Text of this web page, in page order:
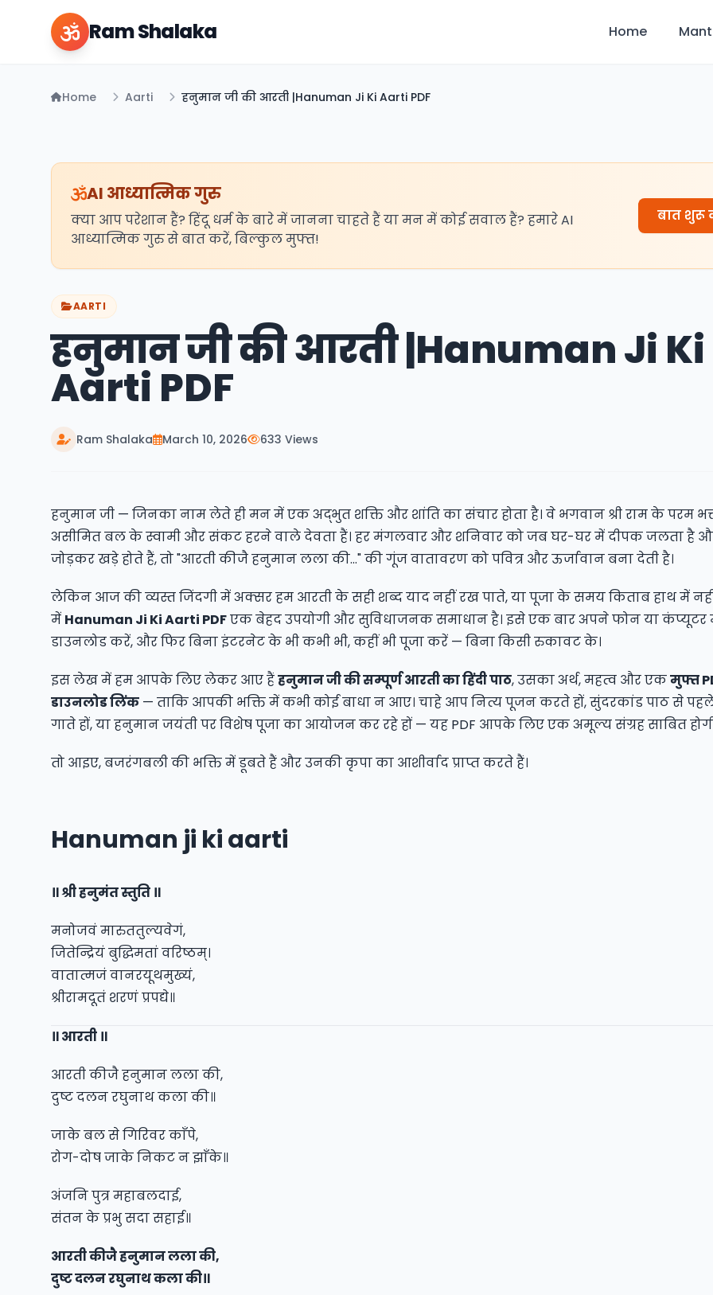
Ram Shalaka Home
Home Aarti हनुमान जी की आरती |Hanuman Ji Ki Aarti PDF
AI आध्यात्मिक गुरु
क्या आप परेशान हैं? हिंदू धर्म के बारे में जानना चाहते हैं या मन में कोई सवाल हैं? हमारे AI
आध्यात्मिक गुरु से बात करें, बिल्कुल मुफ्त!
बात शुरू
AARTI
हनुमान जी की आरती |Hanuman Ji Ki
Aarti PDF
Ram Shalaka March 10, 2026 633 Views
हनुमान जी — जिनका नाम लेते ही मन में एक अद्भुत शक्ति और शांति का संचार होता है। वे भगवान श्री राम के परम
असीमित बल के स्वामी और संकट हरने वाले देवता हैं। हर मंगलवार और शनिवार को जब घर-घर में दीपक जलता है
जोड़कर खड़े होते हैं, तो "आरती कीजै हनुमान लला की..." की गूंज वातावरण को पवित्र और ऊर्जावान बना देती है।
लेकिन आज की व्यस्त जिंदगी में अक्सर हम आरती के सही शब्द याद नहीं रख पाते, या पूजा के समय किताब हाथ में नहीं
में Hanuman Ji Ki Aarti PDFएक बेहद उपयोगी और सुविधाजनक समाधान है। इसे एक बार अपने फोन या कंप्यूटर
डाउनलोड करें, और फिर बिना इंटरनेट के भी कभी भी, कहीं भी पूजा करें — बिना किसी रुकावट के।
इस लेख में हम आपके लिए लेकर आए हैंहनुमान जी की सम्पूर्ण आरती का हिंदी पाठ, उसका अर्थ, महत्व और एकमुफ्त
डाउनलोड लिंक — ताकि आपकी भक्ति में कभी कोई बाधा न आए। चाहे आप नित्य पूजन करते हों, सुंदरकांड पाठ से
गाते हों, या हनुमान जयंती पर विशेष पूजा का आयोजन कर रहे हों — यह PDF आपके लिए एक अमूल्य संग्रह साबित
तो आइए, बजरंगबली की भक्ति में डूबते हैं और उनकी कृपा का आशीर्वाद प्राप्त करते हैं।
Hanuman ji ki aarti
॥ श्री हनुमंत स्तुति ॥
मनोजवं मारुततुल्यवेगं,
जितेन्द्रियं बुद्धिमतां वरिष्ठम्।
वातात्मजं वानरयूथमुख्यं,
श्रीरामदूतं शरणं प्रपद्ये॥
॥ आरती ॥
आरती कीजै हनुमान लला की,
दुष्ट दलन रघुनाथ कला की॥
जाके बल से गिरिवर काँपे,
रोग-दोष जाके निकट न झाँके॥
अंजनि पुत्र महाबलदाई,
संतन के प्रभु सदा सहाई॥
आरती कीजै हनुमान लला की,
दुष्ट दलन रघुनाथ कला की॥